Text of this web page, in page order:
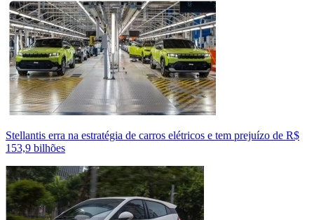
Stellantis erra na estratégia de carros elétricos e tem prejuízo de R$
153,9 bilhões